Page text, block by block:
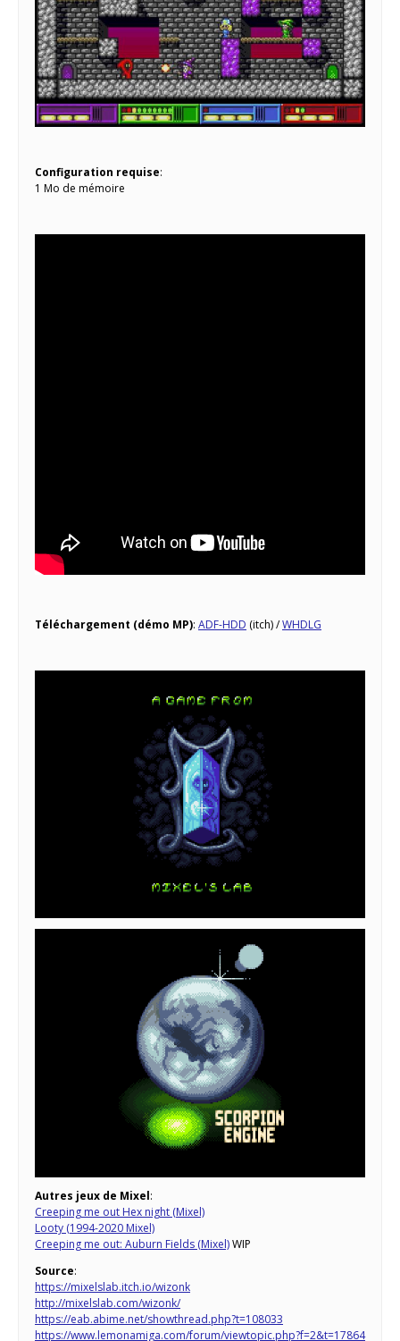
Configuration requise:
1 Mo de mémoire
Téléchargement (démo MP): ADF-HDD (itch) /WHDLG
Autres jeux de Mixel:
Creeping me out Hex night (Mixel)
Looty (1994-2020 Mixel)
Creeping me out: Auburn Fields (Mixel)WIP
Source:
https://mixelslab.itch.io/wizonk
http://mixelslab.com/wizonk/
https://eab.abime.net/showthread.php?t=108033
https://www.lemonamiga.com/forum/viewtopic.php?f=2&t=17864